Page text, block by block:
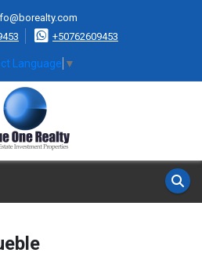
+50762609453
Language ▼